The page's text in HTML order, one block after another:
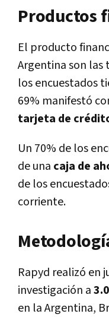
Productos
El producto
Argentina son las
los encuestados
69% manifestó
tarjeta de
Un 70% de los
de una caja de
de los
corriente.
Rapyd realizó en
investigación a
en la Argentina,